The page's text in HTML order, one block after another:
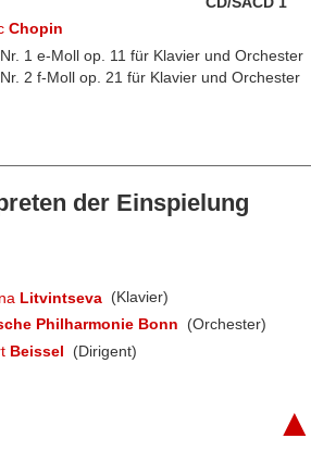
Chopin
1 e-Moll op. 11 für Klavier und Orchester
2 f-Moll op. 21 für Klavier und Orchester
der Einspielung
Litvintseva (Klavier)
Philharmonie Bonn
(Orchester)
Beissel (Dirigent)
▲